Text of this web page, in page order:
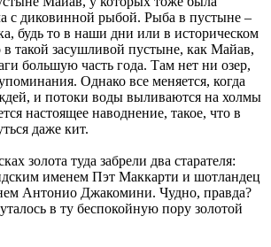
с диковинной рыбой. Рыба в пустыне –
будь то в наши дни или в историческом
такой засушливой пустыне, как Майав,
большую часть года. Там нет ни озер,
Однако все меняется, когда
и потоки воды выливаются на холмы
настоящее наводнение, такое, что в
даже кит.
золота туда забрели два старателя:
именем Пэт Маккарти и шотландец
Антонио Джакомини. Чудно, правда?
в ту беспокойную пору золотой